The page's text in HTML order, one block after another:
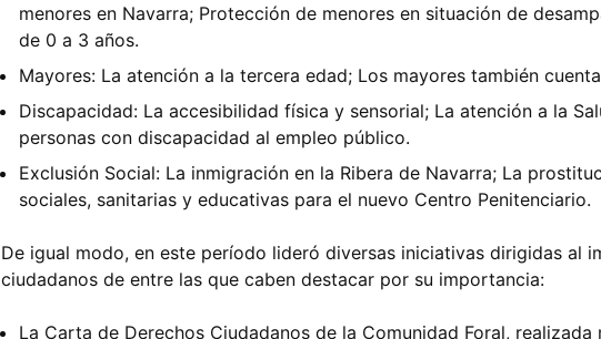
menores en Navarra; Protección de menores en situación de
de 0 a 3 años.
Mayores: La atención a la tercera edad; Los mayores también
Discapacidad: La accesibilidad física y sensorial; La atención a la
personas con discapacidad al empleo público.
Exclusión Social: La inmigración en la Ribera de Navarra; La
sociales, sanitarias y educativas para el nuevo Centro Penitenciario.
De igual modo, en este período lideró diversas iniciativas dirigidas al
ciudadanos de entre las que caben destacar por su importancia:
La Carta de Derechos Ciudadanos de la Comunidad Foral, realizada